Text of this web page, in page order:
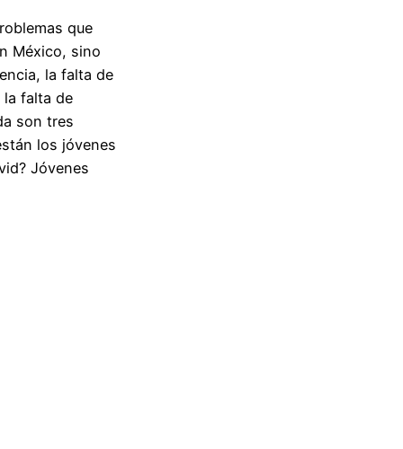
que
México, sino
la falta de
la falta de
son tres
los jóvenes
Jóvenes